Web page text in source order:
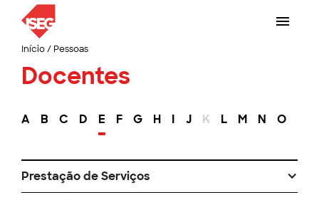
Início/ Pessoas
Docentes
A B C D E F G H I J K L M N O
Prestação de Serviços